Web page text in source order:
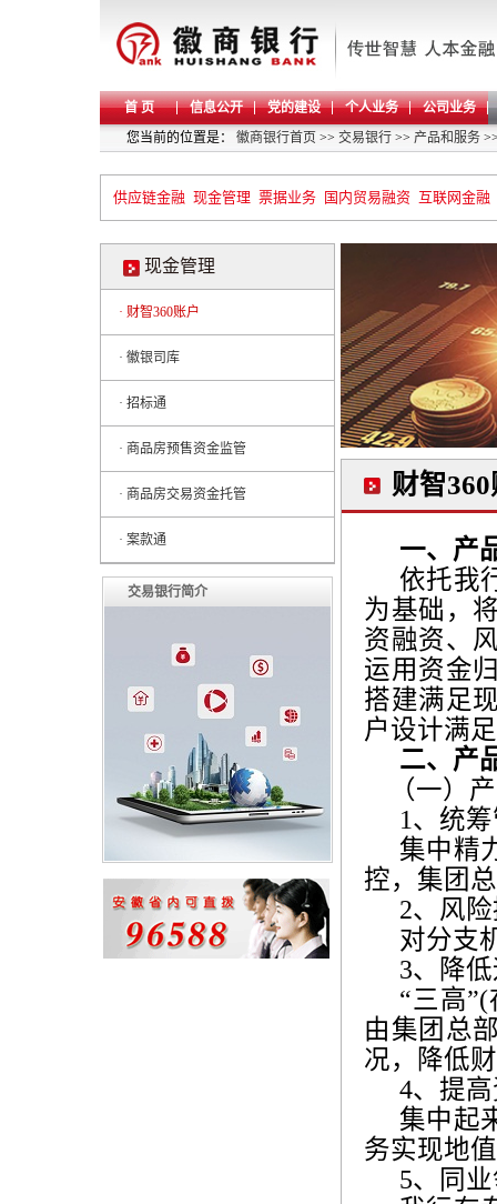
首 页 信息公开 党的建设 个人业务
公司业务
您当前的位置是： 徽商银行首页 >> 交易银行 >> 产品和服务
供应链金融 现金管理 票据业务 国内贸易融资 互联网金融
现金管理
· 财智360账户
· 徽银司库
· 招标通
· 商品房预售资金监管
· 商品房交易资金托管
· 案款通
交易银行简介
财智
一、产
依托我
为基础，
资融资、
运用资金
搭建满足
户设计满
二、产
（一）
1、统
集中精
控，集团
2、风
对分支
3、降
“三高”(
由集团总
况，降低
4、提
集中起
务实现地
5、同